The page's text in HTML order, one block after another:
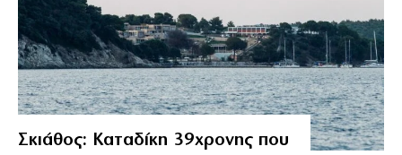
Σκιάθος: Καταδίκη 39χρονης που